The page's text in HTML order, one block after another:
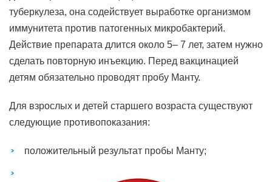
туберкулеза, она содействует выработке организмом
иммунитета против патогенных микробактерий.
Действие препарата длится около 5– 7 лет, затем нужно
сделать повторную инъекцию. Перед вакцинацией
детям обязательно проводят пробу Манту.
Для взрослых и детей старшего возраста существуют
следующие противопоказания:
положительный результат пробы Манту;